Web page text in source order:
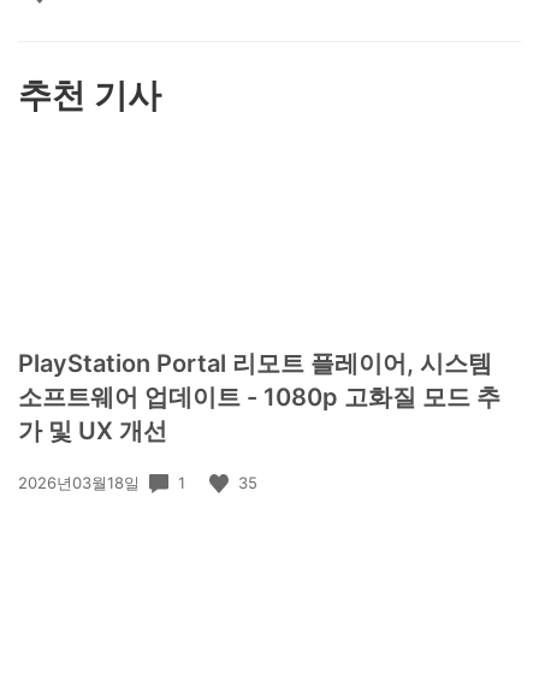
추천 기사
PlayStation Portal 리모트 플레이어, 시스템
소프트웨어 업데이트 - 1080p 고화질 모드 추
가 및 UX 개선
공
2026년03월18일 1 35